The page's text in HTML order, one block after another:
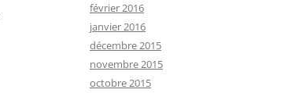
février 2016
janvier 2016
décembre 2015
novembre 2015
octobre 2015